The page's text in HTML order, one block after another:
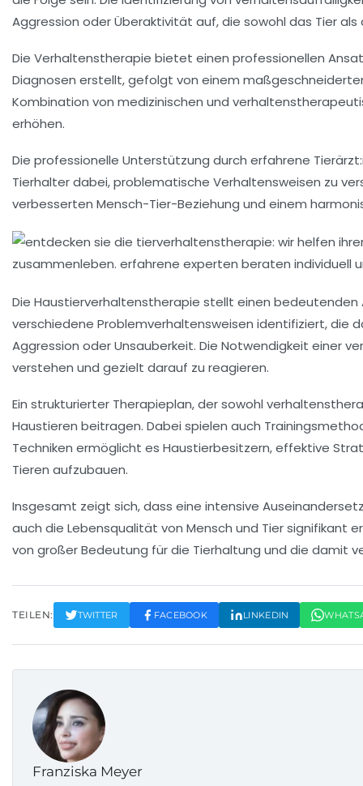
Aggression oderÜberaktivität auf, die sowohl das Tier
Die Verhaltenstherapie bietet einen professionellen
Diagnosen erstellt, gefolgt von einem
Kombination von medizinischen und
erhöhen.
Die professionelle Unterstützung durch erfahrene
Tierhalter dabei, problematische Verhaltensweisen zu
verbesserten Mensch-Tier-Beziehung und einem
Die Haustierverhaltenstherapie stellt einen bedeutenden
verschiedene Problemverhaltensweisen identifiziert, die
Aggression oder Unsauberkeit. Die Notwendigkeit einer
verstehen und gezielt darauf zu reagieren.
Ein strukturierter Therapieplan, der sowohl
Haustieren beitragen. Dabei spielen auch
Techniken ermöglicht es Haustierbesitzern, effektive
Tieren aufzubauen.
Insgesamt zeigt sich, dass eine intensive
auch die Lebensqualität von Mensch und Tier signifikant
von großer Bedeutung für die Tierhaltung und die damit
TEILEN: TWITTER FACEBOOK LINKEDIN
Franziska Meyer